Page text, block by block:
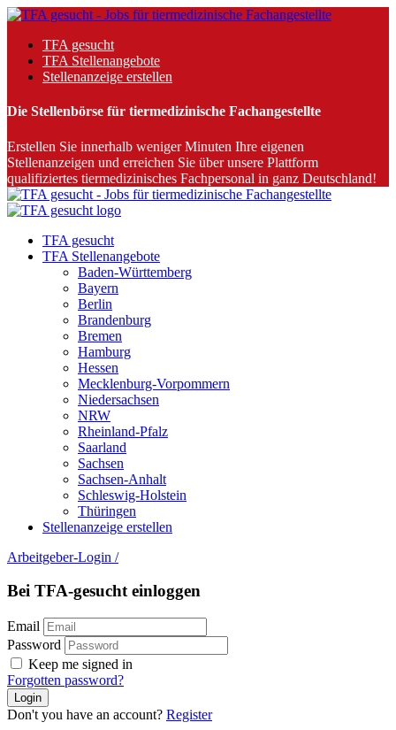
TFA gesucht
TFA Stellenangebote
Stellenanzeige erstellen
Die Stellenbörse für tiermedizinische Fachangestellte
Erstellen Sie innerhalb weniger Minuten Ihre eigenen
Stellenanzeigen und erreichen Sie über unsere Plattform
qualifiziertes tiermedizinisches Fachpersonal in ganz Deutschland!
TFA gesucht
TFA Stellenangebote
Baden-Württemberg
Bayern
Berlin
Brandenburg
Bremen
Hamburg
Hessen
Mecklenburg-Vorpommern
Niedersachsen
NRW
Rheinland-Pfalz
Saarland
Sachsen
Sachsen-Anhalt
Schleswig-Holstein
Thüringen
Stellenanzeige erstellen
Arbeitgeber-Login /
Bei TFA-gesucht einloggen
Email
Password
Keep me signed in
Forgotten password?
Don't you have an account? Register